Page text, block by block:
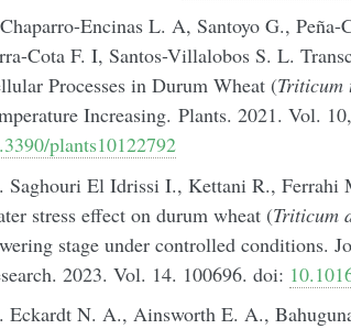
Encinas L. A, Santoyo G.,
Cota F. I, Santos-Villalobos S. L.
Processes in Durum Wheat (Triticum
Increasing. Plants. 2021. Vol.
plants10122792
Saghouri El Idrissi I., Kettani R.,
stress effect on durum wheat (Triticum
stage under controlled conditions.
2023. Vol. 14. 100696. doi:
Eckardt N. A., Ainsworth E. A.,